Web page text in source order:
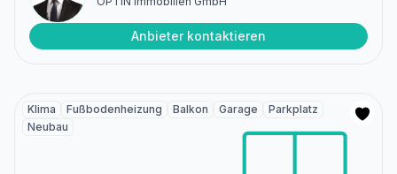
Anbieter kontaktieren
Klima Fußbodenheizung Balkon Garage
Parkplatz
Neubau